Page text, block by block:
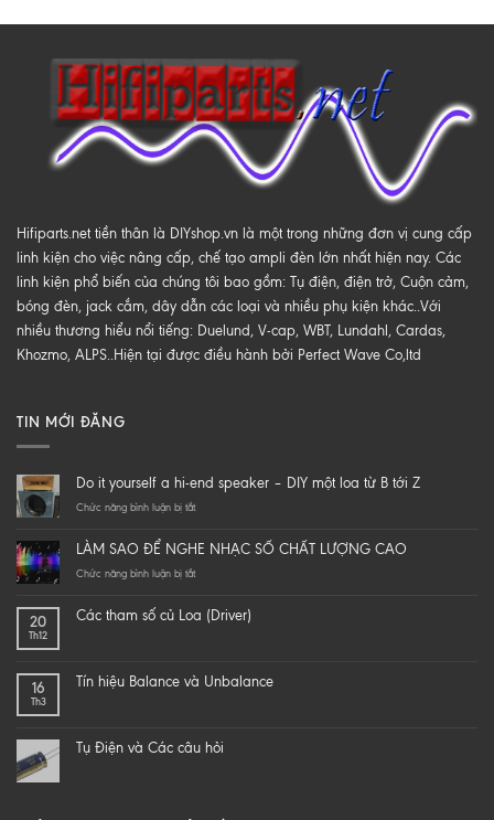
Hifiparts.net tiền thân là DIYshop.vn là một trong những đơn vị cung cấp
linh kiện cho việc nâng cấp, chế tạo ampli đèn lớn nhất hiện nay. Các
linh kiện phổ biến của chúng tôi bao gồm: Tụ điện, điện trở, Cuộn cảm,
bóng đèn, jack cắm, dây dẫn các loại và nhiều phụ kiện khác..Với
nhiều thương hiểu nổi tiếng: Duelund, V-cap, WBT, Lundahl, Cardas,
Khozmo, ALPS..Hiện tại được điều hành bởi Perfect Wave Co,ltd
TIN MỚI ĐĂNG
Do it yourself a hi-end speaker – DIY một loa từ B tới Z
Chức năng bình luận bị tắtở
yourself
a
speaker
loa
Z
LÀM SAO ĐỂ NGHE NHẠC SỐ CHẤT LƯỢNG CAO
Chức năng bình luận bị tắtở
ĐỂ
CHẤT
20
Th12
Các tham số củ Loa (Driver)
16
Th3
Tín hiệu Balance và Unbalance
Tụ Điện và Các câu hỏi